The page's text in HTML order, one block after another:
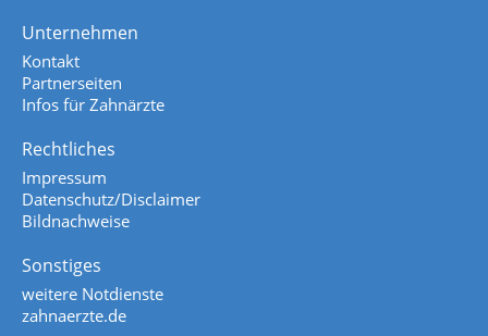
Unternehmen
Kontakt
Partnerseiten
Infos für Zahnärzte
Rechtliches
Impressum
Datenschutz/Disclaimer
Bildnachweise
Sonstiges
weitere Notdienste
zahnaerzte.de